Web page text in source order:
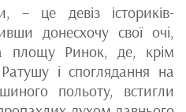
– це девіз істориків-
донесхочу свої очі,
площу Ринок, де, крім
і споглядання на
польоту, встигли